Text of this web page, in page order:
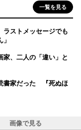
一覧を見る
ストメッセージでも
、二人の「違い」と
書家だった 『死ぬほ
画像で見る